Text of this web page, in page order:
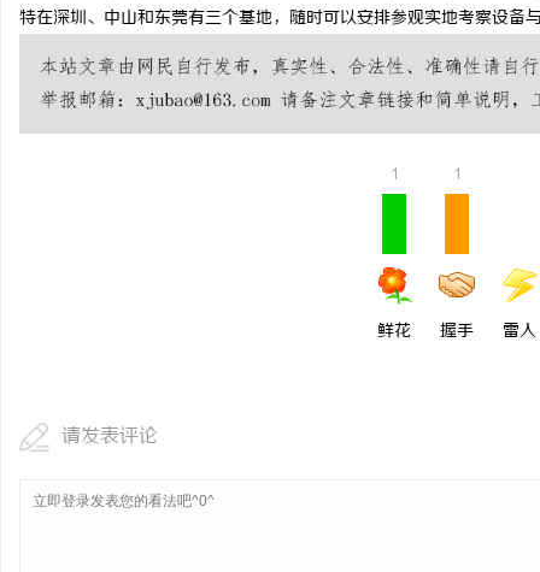
特在深圳、中山和东莞有三个基地，随时可以安排参观实地考察设备
1
鲜花
1
握手 雷人
请发表评论